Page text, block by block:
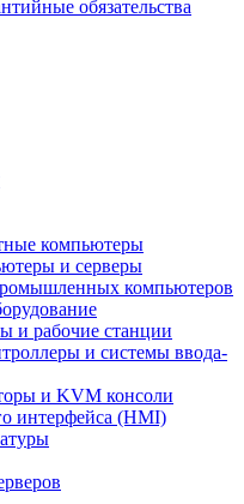
обязательства
компьютеры
и серверы
компьютеров
и рабочие станции
и системы ввода-
и KVM консоли
интерфейса (HMI)